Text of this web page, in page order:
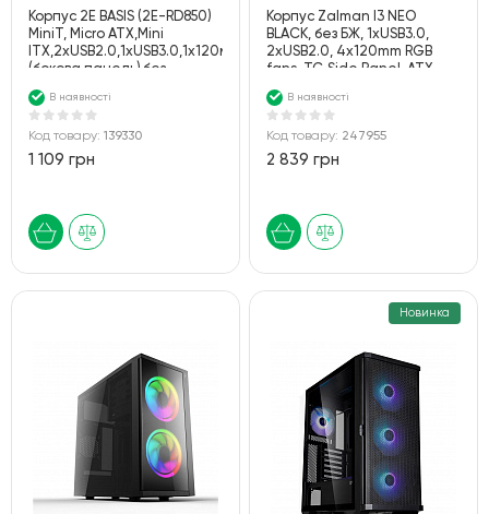
Корпус 2E BASIS (2E-RD850)
MiniT, Micro ATX,Mini
ITX,2xUSB2.0,1xUSB3.0,1x120ммARGB,акрил
(бокова панель),без
В наявності
Код товару: 139330
1 109 грн
Корпус Zalman I3 NEO
BLACK, без БЖ, 1xUSB3.0,
2xUSB2.0, 4x120mm RGB
fans, TG Side Panel, ATX,
В наявності
Код товару: 247955
2 839 грн
Новинка